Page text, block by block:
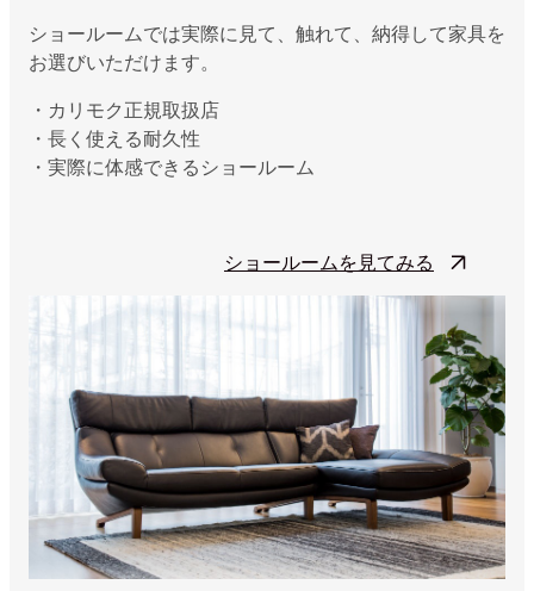
ショールームでは実際に見て、触れて、納得して家具を
お選びいただけます。
・カリモク正規取扱店
・長く使える耐久性
・実際に体感できるショールーム
ショールームを見てみる